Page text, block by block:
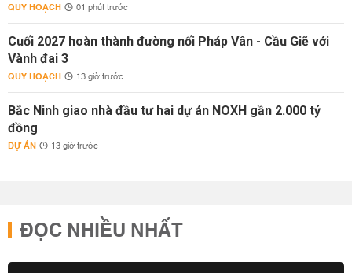
QUY HOẠCH 01 phút trước
Cuối 2027 hoàn thành đường nối Pháp Vân - Cầu Giẽ với
Vành đai 3
QUY HOẠCH 13 giờ trước
Bắc Ninh giao nhà đầu tư hai dự án NOXH gần 2.000 tỷ
đồng
DỰ ÁN 13 giờ trước
ĐỌC NHIỀU NHẤT